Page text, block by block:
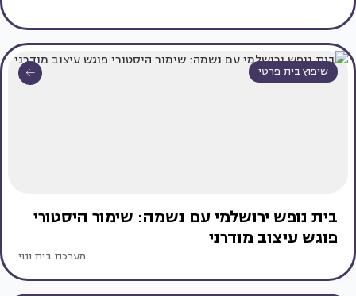
שיפוץ בית פרטי
בית נופש ירושלמי עם נשמה: שימור היסטורי
פוגש עיצוב מודרני
מערכת בית ונוי